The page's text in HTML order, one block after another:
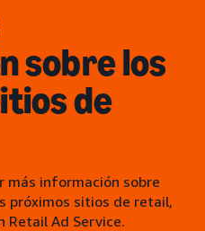
sobre los
de
más información sobre
próximos sitios de retail,
Retail Ad Service.